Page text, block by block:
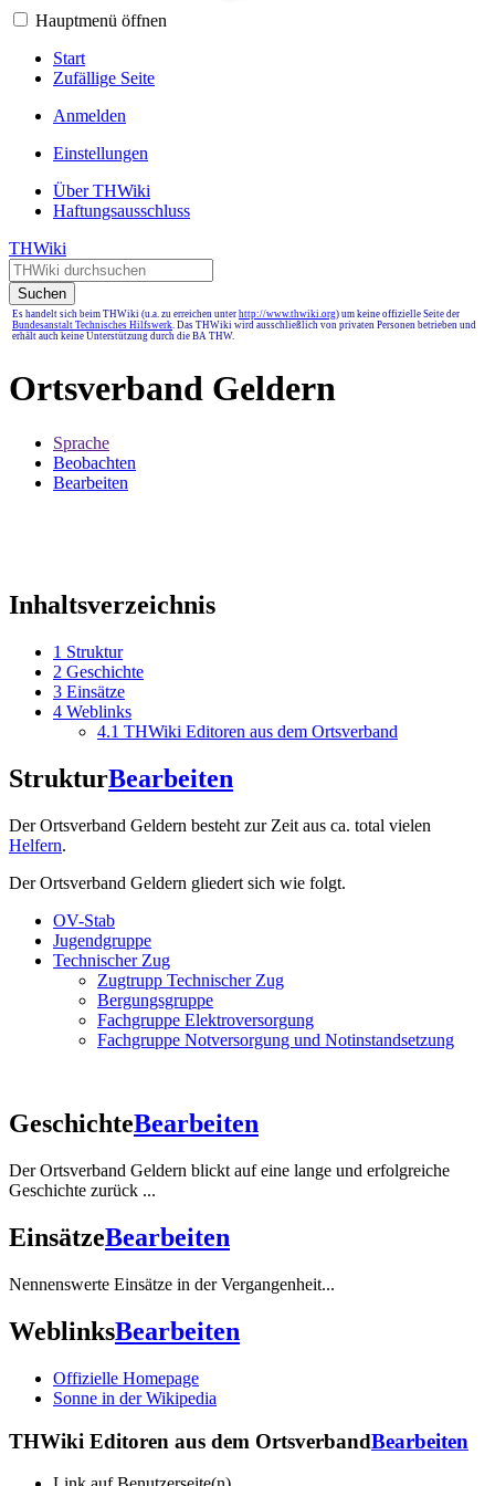
Hauptmenü öffnen
Start
Zufällige Seite
Anmelden
Einstellungen
Über THWiki
Haftungsausschluss
THWiki
Suchen
Es handelt sich beim THWiki (u.a. zu erreichen unter http://www.thwiki.org) um keine offizielle Seite der
Bundesanstalt Technisches Hilfswerk. Das THWiki wird ausschließlich von privaten Personen betrieben und
erhält auch keine Unterstützung durch die BA THW.
Ortsverband Geldern
Sprache
Beobachten
Bearbeiten
Inhaltsverzeichnis
1 Struktur
2 Geschichte
3 Einsätze
4 Weblinks
4.1 THWiki Editoren aus dem Ortsverband
StrukturBearbeiten
Der Ortsverband Geldern besteht zur Zeit aus ca. total vielen
Helfern.
Der Ortsverband Geldern gliedert sich wie folgt.
OV-Stab
Jugendgruppe
Technischer Zug
Zugtrupp Technischer Zug
Bergungsgruppe
Fachgruppe Elektroversorgung
Fachgruppe Notversorgung und Notinstandsetzung
GeschichteBearbeiten
Der Ortsverband Geldern blickt auf eine lange und erfolgreiche
Geschichte zurück ...
EinsätzeBearbeiten
Nennenswerte Einsätze in der Vergangenheit...
WeblinksBearbeiten
Offizielle Homepage
Sonne in der Wikipedia
THWiki Editoren aus dem OrtsverbandBearbeiten